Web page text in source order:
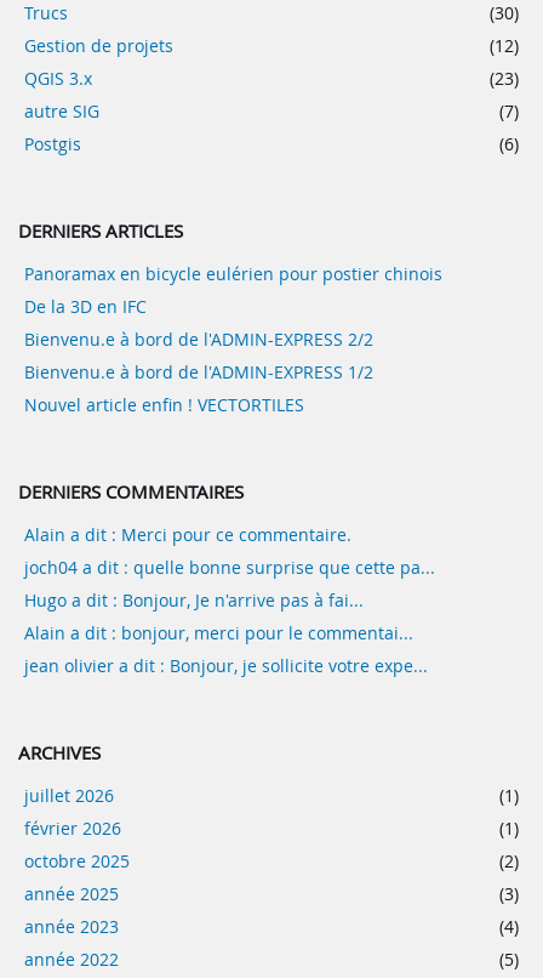
Trucs
(30)
Gestion de projets
(12)
QGIS 3.x
(23)
autre SIG
(7)
Postgis
(6)
DERNIERS ARTICLES
Panoramax en bicycle eulérien pour postier chinois
De la 3D en IFC
Bienvenu.e à bord de l'ADMIN-EXPRESS 2/2
Bienvenu.e à bord de l'ADMIN-EXPRESS 1/2
Nouvel article enfin ! VECTORTILES
DERNIERS COMMENTAIRES
Alain a dit : Merci pour ce commentaire.
joch04 a dit : quelle bonne surprise que cette pa...
Hugo a dit : Bonjour, Je n'arrive pas à fai...
Alain a dit : bonjour, merci pour le commentai...
jean olivier a dit : Bonjour, je sollicite votre expe...
ARCHIVES
juillet 2026
(1)
février 2026
(1)
octobre 2025
(2)
année 2025
(3)
année 2023
(4)
année 2022
(5)